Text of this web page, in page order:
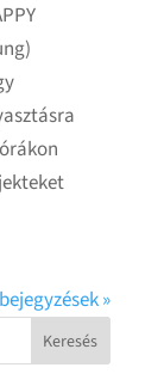
»
Keresés